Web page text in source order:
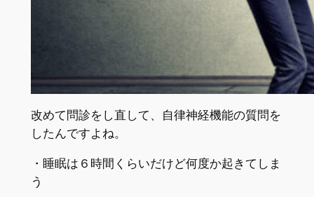
改めて問診をし直して、自律神経機能の質問を
したんですよね。
・睡眠は６時間くらいだけど何度か起きてしま
う